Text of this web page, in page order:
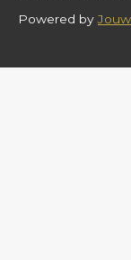
Powered by